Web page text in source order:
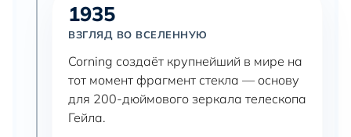
1935
ВЗГЛЯД ВО ВСЕЛЕННУЮ
Corning создаёт крупнейший в мире на
тот момент фрагмент стекла — основу
для 200-дюймового зеркала телескопа
Гейла.